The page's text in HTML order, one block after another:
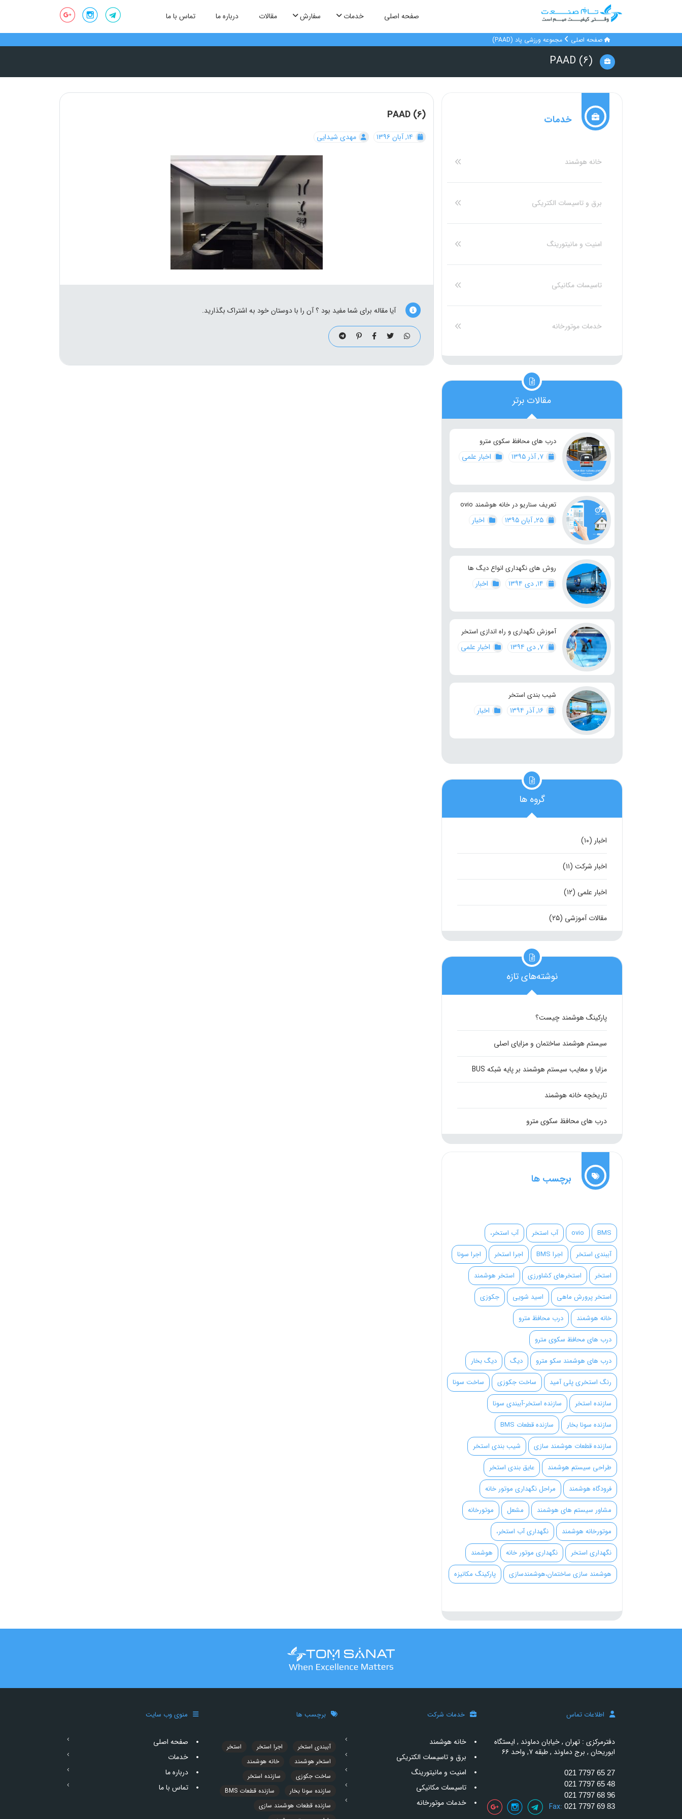
صفحه اصلی خدمات سفارش مقالات درباره ما تماس با ما
صفحه اصلی مجموعه ورزشی پاد (PAAD)
PAAD (6)
PAAD (6)
مهدی شیدایی
آیا مقاله برای شما مفید بود ؟ آن را با دوستان خود به اشتراک بگذارید.
خدمات
خانه هوشمند
برق و تاسیسات الکتریکی
امنیت و مانیتورینگ
تاسیسات مکانیکی
خدمات موتورخانه
مقالات برتر
درب های محافظ سکوی مترو
اخبار علمی
تعریف سناریو در خانه هوشمند ovio
اخبار
روش های نگهداری انواع دیگ ها
اخبار
آموزش نگهداری و راه اندازی استخر
اخبار علمی
شیب بندی استخر
اخبار
گروه ها
اخبار (۱۰)
اخبار شرکت (۱۱)
اخبار علمی (۱۲)
مقالات آموزشی (۲۵)
نوشته‌های تازه
پارکینگ هوشمند چیست؟
سیستم هوشمند ساختمان و مزایای اصلی
مزایا و معایب سیستم هوشمند بر پایه شبکه BUS
تاریخچه خانه هوشمند
درب های محافظ سکوی مترو
برچسب ها
BMS
ovio آب استخر
آب استخر،
آببندی استخر
اجرا BMS اجرا استخر
اجرا سونا
استخر
استخرهای کشاورزی
استخر هوشمند
استخر پرورش ماهی
اسید شویی
جکوزی
خانه هوشمند
درب محافظ مترو
درب های محافظ سکوی مترو
درب های هوشمند سکو مترو
دیگ
دیگ بخار
رنگ استخری پلی آمید
ساخت جکوزی
ساخت سونا
سازنده استخر
سازنده استخر-آببندی سونا
سازنده سونا بخار
سازنده قطعات BMS
سازنده قطعات هوشمند سازی
شیب بندی استخر
طراحی سیستم هوشمند
عایق بندی استخر
فرودگاه هوشمند
مراحل نگهداری موتور خانه
مشاور سیستم های هوشمند
مشعل
موتورخانه
موتورخانه هوشمند
نگهداری آب استخر،
نگهداری استخر
نگهداری موتور خانه
هوشمند
هوشمند سازی ساختمان،هوشمندسازی
پارکینگ مکانیزه
اطلاعات تماس
دفترمرکزی : تهران , خیابان دماوند , ایستگاه
ابوریحان , برج دماوند , طبقه ۷, واحد ۶۶
021 7797 65 27
021 7797 65 48
021 7797 68 96
021 7797 69 83
Fax:
خدمات شرکت
خانه هوشمند
برق و تاسیسات الکتریکی
امنیت و مانیتورینگ
تاسیسات مکانیکی
خدمات موتورخانه
برچسب ها
آببندی استخر اجرا استخر
استخر
استخر هوشمند
خانه هوشمند
ساخت جکوزی
سازنده استخر
سازنده سونا بخار
سازنده قطعات BMS
سازنده قطعات هوشمند سازی
منوی وب سایت
صفحه اصلی
خدمات
درباره ما
تماس با ما